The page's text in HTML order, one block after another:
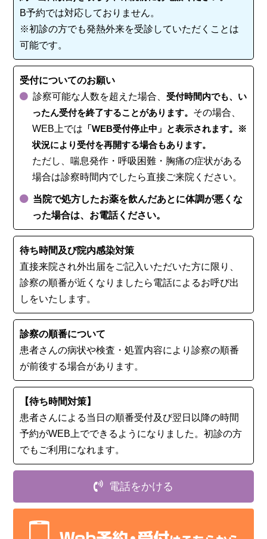
B予約では対応しておりません。
※初診の方でも発熱外来を受診していただくことは
可能です。
受付についてのお願い
診察可能な人数を超えた場合、 受付時間内でも、い
ったん受付を終了することがあります。 その場合、
WEB上では 「WEB受付停止中」と表示されます。※
状況により受付を再開する場合もあります。
ただし、喘息発作・呼吸困難・胸痛の症状がある
場合は診察時間内でしたら直接ご来院ください。
当院で処方したお薬を飲んだあとに体調が悪くな
った場合は、お電話ください。
待ち時間及び院内感染対策
直接来院され外出届をご記入いただいた方に限り、
診察の順番が近くなりましたら電話によるお呼び出
しをいたします。
診察の順番について
患者さんの病状や検査・処置内容により診察の順番
が前後する場合があります。
【待ち時間対策】
患者さんによる当日の順番受付及び翌日以降の時間
予約がWEB上でできるようになりました。初診の⽅
でもご利用になれます。
電話をかける